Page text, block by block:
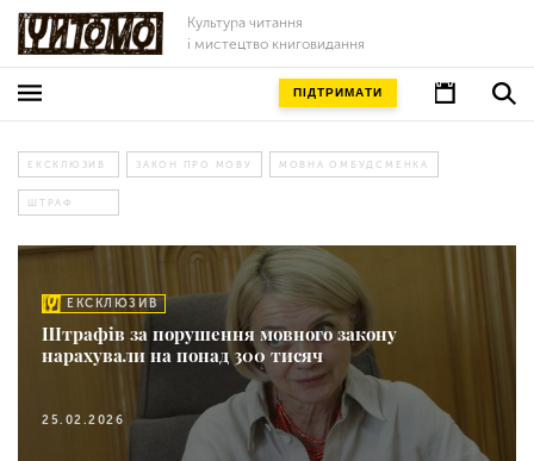
Культура читання
і мистецтво книговидання
ПІДТРИМАТИ
ЕКСКЛЮЗИВ ЗАКОН ПРО МОВУ МОВНА ОМБУДСМЕНКА
ШТРАФ
ЕКСКЛЮЗИВ
Штрафів за порушення мовного закону
нарахували на понад 300 тисяч
25.02.2026